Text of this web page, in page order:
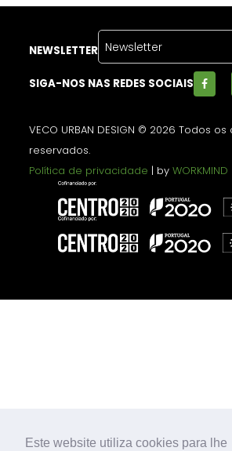
Este website utiliza cookies para lhe
NEWSLETTER
SIGA-NOS NAS REDES SOCIAIS
VECO URBAN DESIGN © 2026 Todos
reservados.
Política de privacidade | byWORKMIND